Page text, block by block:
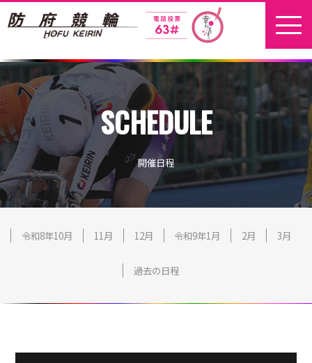
ホーム
新着情報
地元選手
お問い合わせ
開催日程
防府競輪ナビ
SCHEDULE
開催日程
令和8年10月 11月 12月 令和9年1月 2月 3月
過去の日程